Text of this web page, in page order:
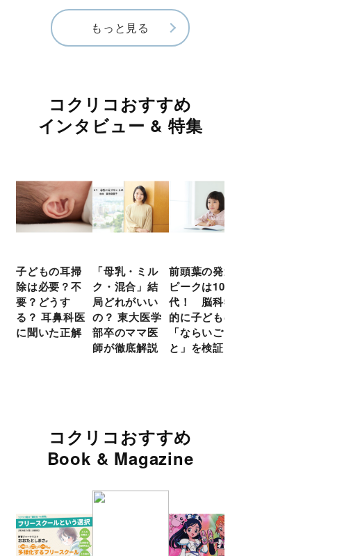
もっと見る
コクリコおすすめ
インタビュー & 特集
子どもの耳掃
除は必要？不
要？どうす
る？ 耳鼻科医
に聞いた正解
「母乳・ミル
ク・混合」結
局どれがいい
の？ 東大医学
部卒のママ医
師が徹底解説
前頭葉の発達
ピークは10
代！ 脳科学
的に子どもの
「ならいご
と」を検証
コクリコおすすめ
Book & Magazine